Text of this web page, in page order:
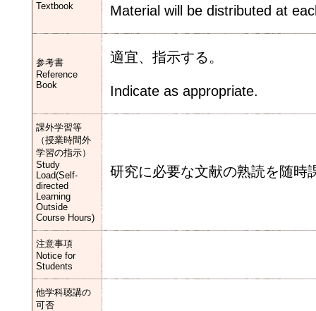
Textbook
Material will be distributed at
参考書
Reference
Book
適宜、指示する。
Indicate as appropriate.
課外学習等
（授業時間外
学習の指示）
Study
Load(Self-
directed
Learning
Outside
Course Hours)
研究に必要な文献の熟読を随時
注意事項
Notice for
Students
他学科聴講の
可否